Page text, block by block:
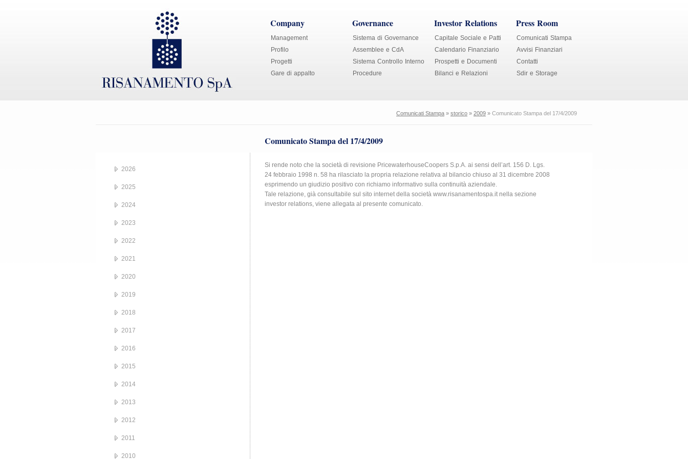
Company
Management
Profilo
Progetti
Gare di appalto
Governance
Sistema di Governance
Assemblee e CdA
Sistema Controllo Interno
Procedure
Investor Relations
Capitale Sociale e Patti
Calendario Finanziario
Prospetti e Documenti
Bilanci e Relazioni
Press Room
Comunicati Stampa
Avvisi Finanziari
Contatti
Sdir e Storage
Comunicati Stampa » storico » 2009 » Comunicato Stampa del 17/4/2009
Comunicato Stampa del 17/4/2009
Si rende noto che la società di revisione PricewaterhouseCoopers S.p.A. ai sensi dell’art. 156 D. Lgs.
24 febbraio 1998 n. 58 ha rilasciato la propria relazione relativa al bilancio chiuso al 31 dicembre 2008
esprimendo un giudizio positivo con richiamo informativo sulla continuità aziendale.
Tale relazione, già consultabile sul sito internet della società www.risanamentospa.it nella sezione
investor relations, viene allegata al presente comunicato.
2026
2025
2024
2023
2022
2021
2020
2019
2018
2017
2016
2015
2014
2013
2012
2011
2010